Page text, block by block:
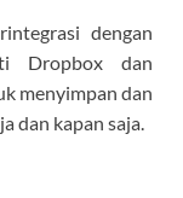
dengan
Dropbox dan
menyimpan dan
dan kapan saja.